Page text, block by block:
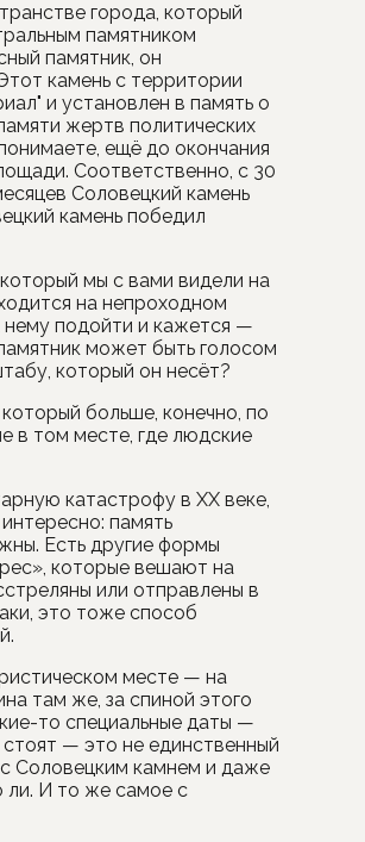
города, который
памятником
памятник, он
камень с территории
и установлен в память о
жертв политических
ещё до окончания
Соответственно, с 30
Соловецкий камень
камень победил
мы с вами видели на
на непроходном
нему подойти и кажется —
может быть голосом
который он несёт?
больше, конечно, по
в том месте, где людские
катастрофу в XX веке,
память
Есть другие формы
которые вешают на
или отправлены в
это тоже способ
месте — на
там же, за спиной этого
то специальные даты —
— это не единственный
Соловецким камнем и даже
ли. И то же самое с